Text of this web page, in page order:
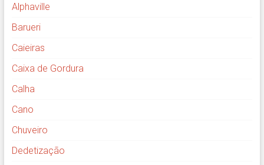
Alphaville
Barueri
Caieiras
Caixa de Gordura
Calha
Cano
Chuveiro
Dedetização